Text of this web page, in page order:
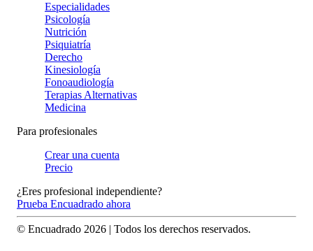
Especialidades
Psicología
Nutrición
Psiquiatría
Derecho
Kinesiología
Fonoaudiología
Terapias Alternativas
Medicina
Para profesionales
Crear una cuenta
Precio
¿Eres profesional independiente?
Prueba Encuadrado ahora
© Encuadrado 2026 | Todos los derechos reservados.